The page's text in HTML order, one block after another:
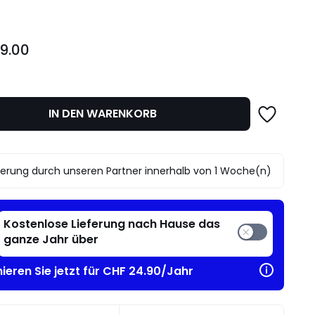
IN DEN WARENKORB
durch unseren Partner innerhalb von 1 Woche(n)
Kostenlose Lieferung nach Hause das
ganze Jahr über
Sie jetzt für CHF 24.90/Jahr